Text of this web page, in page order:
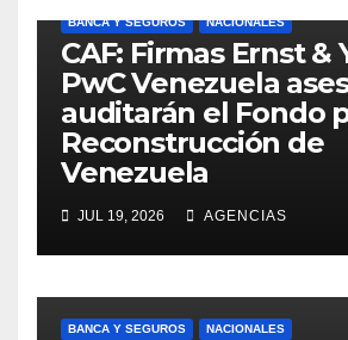
BANCA Y SEGUROS NACIONALES
CAF: Firmas Ernst &
PwC Venezuela
auditarán el Fondo
Reconstrucción de
Venezuela
JUL 19, 2026 AGENCIAS
BANCA Y SEGUROS NACIONALES